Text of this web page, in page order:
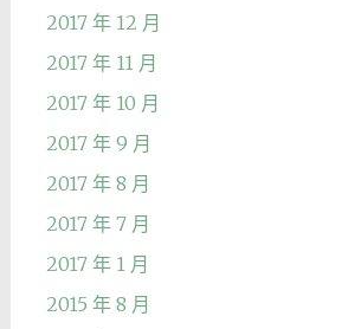
2017 年 12 月
2017 年 11 月
2017 年 10 月
2017 年 9 月
2017 年 8 月
2017 年 7 月
2017 年 1 月
2015 年 8 月